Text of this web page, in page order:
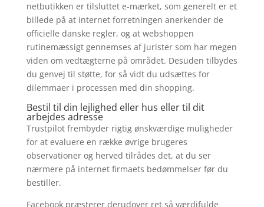
netbutikken er tilsluttet e-mærket, som generelt er et
billede på at internet forretningen anerkender de
officielle danske regler, og at webshoppen
rutinemæssigt gennemses af jurister som har megen
viden om vedtægterne på området. Desuden tilbydes
du genvej til støtte, for så vidt du udsættes for
dilemmaer i processen med din shopping.
Bestil til din lejlighed eller hus eller til dit
arbejdes adresse
Trustpilot frembyder rigtig ønskværdige muligheder
for at evaluere en række øvrige brugeres
observationer og herved tilrådes det, at du ser
nærmere på internet firmaets bedømmelser før du
bestiller.
Facebook præsterer derudover ret så værdifulde